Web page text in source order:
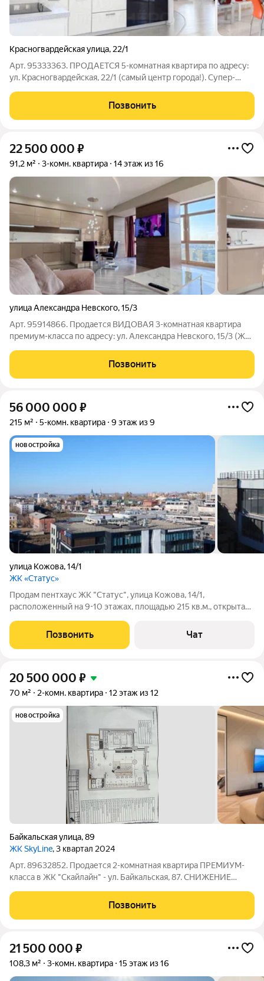
Красногвардейская улица, 22/1
Арт. 95333363. ПРОДАЕТСЯ 5-комнатная квартира по адресу:
ул. Красногвардейская, 22/1 (самый центр города!). Супер-
центре! Одна из немногих реально не только ПРОСТОРНЫХ
квартир в Иркутске, но и
Позвонить
22 500 000 ₽
91,2 м² 3-комн. квартира 14 этаж из 16
улица Александра Невского,15/3
Арт. 95914866. Продается ВИДОВАЯ 3-комнатная квартира
премиум-класса по адресу: ул. Александра Невского, 15/3 (ЖК
формулировками о том, какая данная квартира распрекрасная,
уникальная и "luxury"
Позвонить
56 000 000 ₽
215 м² 5-комн. квартира 9 этаж из 9
новостройка
улица Кожова,14/1
ЖК «Статус»
Продам пентхаус ЖК "Статус", улица Кожова, 14/1,
расположенный на 9-10 этажах, площадью 215 кв.м., открытая
выполнен частично ремонт, установлены панорамные окна
Schuco (перепланировка
Позвонить Чат
20 500 000 ₽
70 м² 2-комн. квартира 12 этаж из 12
новостройка
Байкальская улица,89
ЖК SkyLine, 3 квартал 2024
Арт. 89632852. Продается 2-комнатная квартира ПРЕМИУМ-
класса в ЖК "Скайлайн" - ул. Байкальская, 87. СНИЖЕНИЕ
Перед Вами лежат 2 пары ШВЕЙЦАРСКИХ ЧАСОВ. Одни -
оригинал, вторые - лишь реплика. Как вы
Позвонить
21 500 000 ₽
108,3 м² 3-комн. квартира 15 этаж из 16